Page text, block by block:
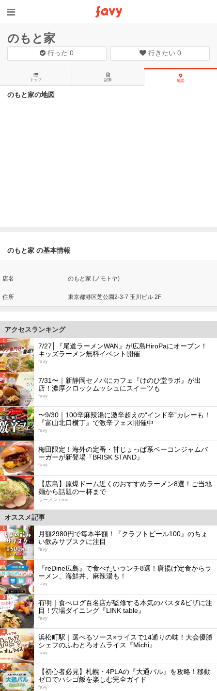
のもと家
行った0 行きたい 0
トップ 記事 地図
のもと家の地図
のもと家 の基本情報
店名 のもと家 (ノモトヤ)
住所 東京都港区芝公園2-3-7 玉川ビル 2F
アクセスランキング
1
7/27│『尾道ラーメンWAN』が広島HiroPaにオープン！
キッズラーメン無料イベント開催
favy
2
7/31〜｜新静岡セノバにカフェ『けのひ堂ラボ』が出
店！濃厚クロックムッシュにスイーツも
favy
3
〜9/30｜100辛麻辣湯に激辛超えの“インド辛”カレーも！
『富山北口横丁』で激辛フェス開催中
favy
4
梅田限定！海外の定番・甘じょっぱ系ベーコンジャムバ
ーガーが新登場『BRISK STAND』
favy
5
【広島】原爆ドーム近くのおすすめラーメン8選！ご当地
麺から話題の一杯まで
ラーメン.com
オススメ記事
1
月額2980円で毎本半額！『クラフトビール100』のちょ
い飲みサブスクに注目
favy
2
『reDine広島』で食べたいランチ8選！唐揚げ定食からラ
ーメン、海鮮丼、麻辣湯も！
favy
3
有明｜食べログ百名店が監修する本気のパスタ&ピザに注
目！穴場ダイニング『LINK table』
favy
4
浜松町駅｜選べるソース×ライスで14通りの味！大会優勝
シェフのふわとろオムライス『Michi』
favy
5
【初心者必見】札幌・4PLAの『大通バル』を攻略！移動
ゼロでハシゴ飯を楽しむ完全ガイド
favy